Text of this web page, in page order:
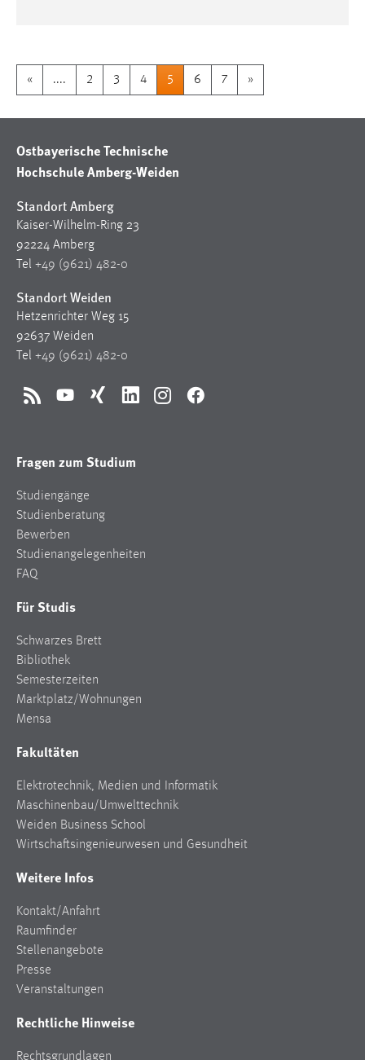
« .... 2 3 4 5 6 7 »
Ostbayerische Technische
Hochschule Amberg-Weiden
Standort Amberg
Kaiser-Wilhelm-Ring 23
92224 Amberg
Tel +49 (9621) 482-0
Standort Weiden
Hetzenrichter Weg 15
92637 Weiden
Tel +49 (9621) 482-0
RSS YouTubeXing LinkedInInstagramFacebook
Fragen zum Studium
Studiengänge
Studienberatung
Bewerben
Studienangelegenheiten
FAQ
Für Studis
Schwarzes Brett
Bibliothek
Semesterzeiten
Marktplatz/Wohnungen
Mensa
Fakultäten
Elektrotechnik, Medien und Informatik
Maschinenbau/Umwelttechnik
Weiden Business School
Wirtschaftsingenieurwesen und Gesundheit
Weitere Infos
Kontakt/Anfahrt
Raumfinder
Stellenangebote
Presse
Veranstaltungen
Rechtliche Hinweise
Rechtsgrundlagen